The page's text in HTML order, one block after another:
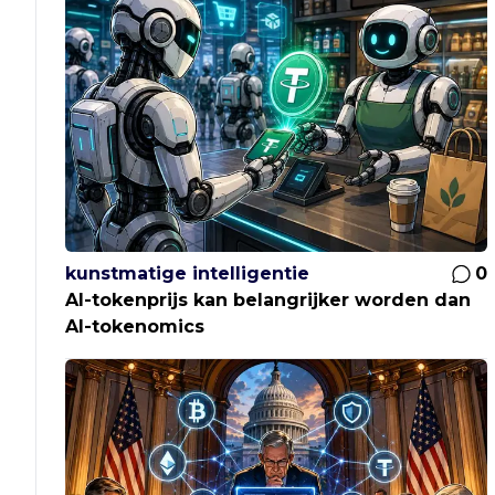
kunstmatige intelligentie
0
AI-tokenprijs kan belangrijker worden dan
AI-tokenomics